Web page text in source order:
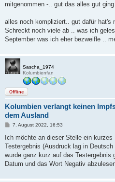
r
mitgenommen -.. gut das alles gut
alles noch kompliziert.. gut dafür hat's
Schreckt noch viele ab .. was ich
September was ich eher bezweifle ..
Sascha_1974
Kolumbienfan
Offline
Kolumbien verlangt keinen
dem Ausland
B
i
r
a
7. August 2022, 16:53
Ich möchte an dieser Stelle ein
Testergebnis (Ausdruck lag in
wurde ganz kurz auf das Testergebnis
Datum und das Wort Negativ